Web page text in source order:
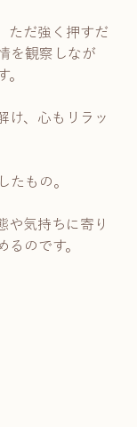
ただ強く押すだ
を観察しなが
。
け、心もリラッ
たもの。
や気持ちに寄り
のです。